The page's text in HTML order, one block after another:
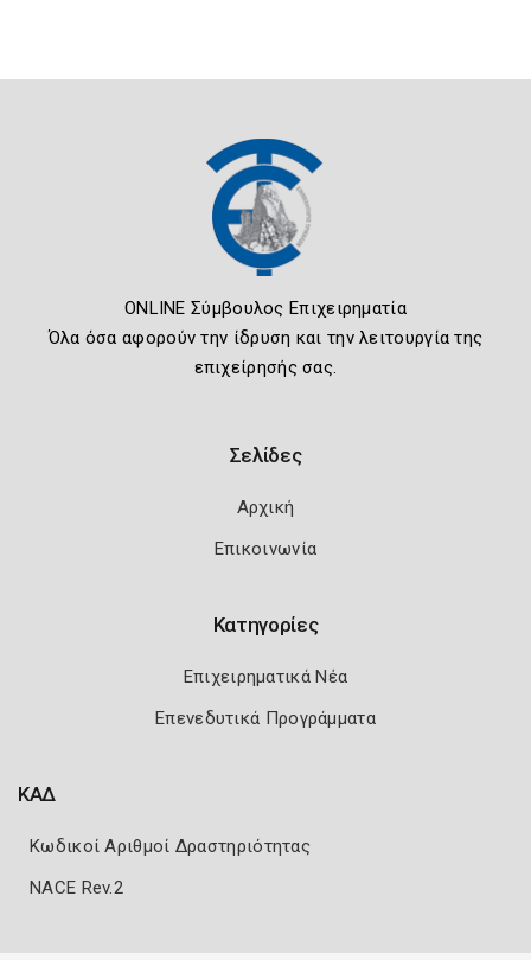
ONLINE Σύμβουλος Επιχειρηματία
Όλα όσα αφορούν την ίδρυση και την λειτουργία της
επιχείρησής σας.
Σελίδες
Αρχική
Επικοινωνία
Κατηγορίες
Επιχειρηματικά Νέα
Επενεδυτικά Προγράμματα
ΚΑΔ
Κωδικοί Αριθμοί Δραστηριότητας
NACE Rev.2